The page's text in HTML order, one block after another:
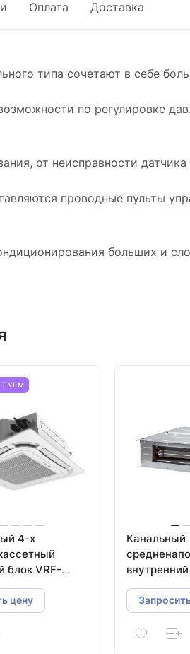
Оплата Доставка
типа сочетают в себе
по регулировке
от неисправности датчика
проводные пульты
больших и
4-х
блок VRF-
цену
Канальный